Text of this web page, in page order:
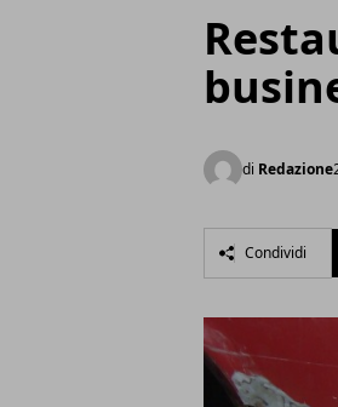
di Redazione
Condividi